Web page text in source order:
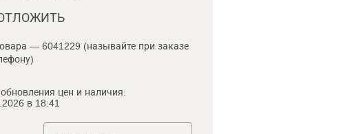
— 6041229 (называйте при заказе
цен и наличия:
в 18:41